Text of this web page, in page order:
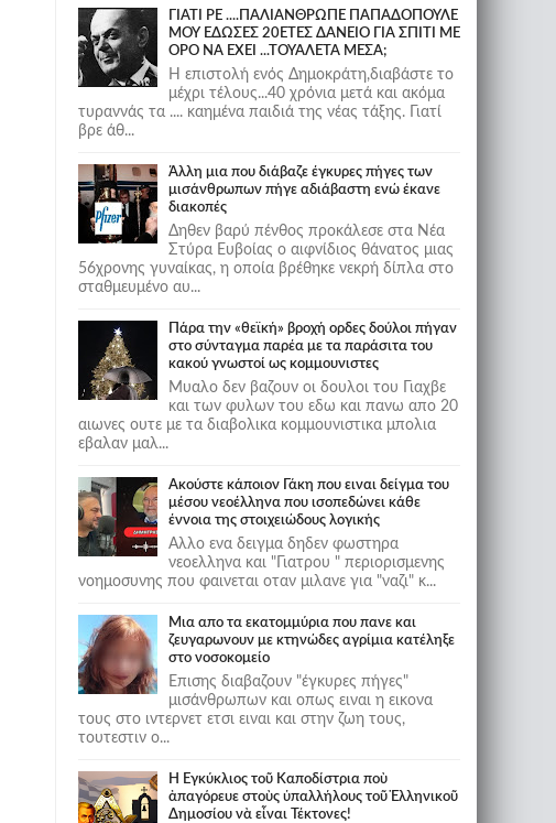
ΓΙΑΤΙ ΡΕ ....ΠΑΛΙΑΝΘΡΩΠΕ ΠΑΠΑΔΟΠΟΥΛΕ
ΜΟΥ ΕΔΩΣΕΣ 20ΕΤΕΣ ΔΑΝΕΙΟ ΓΙΑ ΣΠΙΤΙ ΜΕ
ΟΡΟ ΝΑ ΕΧΕΙ ...ΤΟΥΑΛΕΤΑ ΜΕΣΑ;
Η επιστολή ενός Δημοκράτη,διαβάστε το
μέχρι τέλους...40 χρόνια μετά και ακόμα
τυραννάς τα .... καημένα παιδιά της νέας τάξης. Γιατί
βρε άθ...
Άλλη μια που διάβαζε έγκυρες πήγες των
μισάνθρωπων πήγε αδιάβαστη ενώ έκανε
διακοπές
Δηθεν βαρύ πένθος προκάλεσε στα Νέα
Στύρα Ευβοίας ο αιφνίδιος θάνατος μιας
56χρονης γυναίκας, η οποία βρέθηκε νεκρή δίπλα στο
σταθμευμένο αυ...
Πάρα την «θεϊκή» βροχή ορδες δούλοι πήγαν
στο σύνταγμα παρέα με τα παράσιτα του
κακού γνωστοί ως κομμουνιστες
Μυαλο δεν βαζουν οι δουλοι του Γιαχβε
και των φυλων του εδω και πανω απο 20
αιωνες ουτε με τα διαβολικα κομμουνιστικα μπολια
εβαλαν μαλ...
Ακούστε κάποιον Γάκη που ειναι δείγμα του
μέσου νεοέλληνα που ισοπεδώνει κάθε
έννοια της στοιχειώδους λογικής
Αλλο ενα δειγμα δηδεν φωστηρα
νεοελληνα και "Γιατρου " περιορισμενης
νοημοσυνης που φαινεται οταν μιλανε για "ναζι" κ...
Μια απο τα εκατομμύρια που πανε και
ζευγαρωνουν με κτηνώδες αγρίμια κατέληξε
στο νοσοκομείο
Επισης διαβαζουν "έγκυρες πήγες"
μισάνθρωπων και οπως ειναι η εικονα
τους στο ιντερνετ ετσι ειναι και στην ζωη τους,
τουτεστιν ο...
Ἡ Ἐγκύκλιος τοῦ Καποδίστρια ποὺ
ἀπαγόρευε στοὺς ὑπαλλήλους τοῦ Ἑλληνικοῦ
Δημοσίου νὰ εἶναι Τέκτονες!